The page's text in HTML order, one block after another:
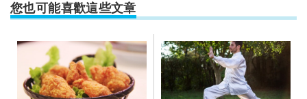
您也可能喜歡這些文章